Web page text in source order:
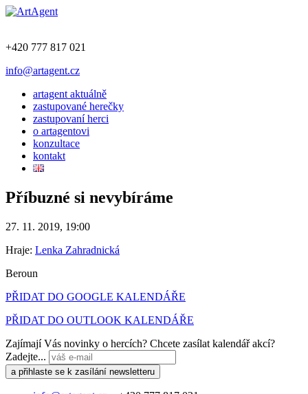
+420 777 817 021
info@artagent.cz
artagent aktuálně
zastupované herečky
zastupovaní herci
o artagentovi
konzultace
kontakt
Příbuzné si nevybíráme
27. 11. 2019, 19:00
Hraje: Lenka Zahradnická
Beroun
PŘIDAT DO GOOGLE KALENDÁŘE
PŘIDAT DO OUTLOOK KALENDÁŘE
Zajímají Vás novinky o hercích? Chcete zasílat kalendář akcí?
Zadejte...